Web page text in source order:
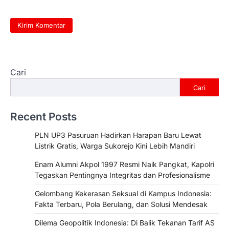
Cari
Cari
Recent Posts
PLN UP3 Pasuruan Hadirkan Harapan Baru Lewat
Listrik Gratis, Warga Sukorejo Kini Lebih Mandiri
Enam Alumni Akpol 1997 Resmi Naik Pangkat, Kapolri
Tegaskan Pentingnya Integritas dan Profesionalisme
Gelombang Kekerasan Seksual di Kampus Indonesia:
Fakta Terbaru, Pola Berulang, dan Solusi Mendesak
Dilema Geopolitik Indonesia: Di Balik Tekanan Tarif AS